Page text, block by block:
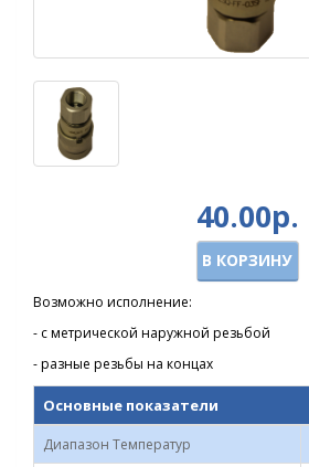
40.00р.
В КОРЗИНУ
Возможно исполнение:
- с метрической наружной резьбой
- разные резьбы на концах
Основные показатели
Диапазон Температур